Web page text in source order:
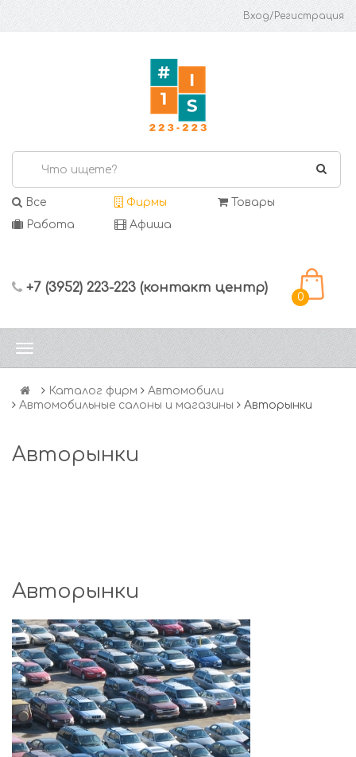
Вход/Регистрация
Все Фирмы
Товары
Работа
Афиша
+7 (3952) 223-223 (контакт центр)
0
Каталог фирм
Автомобили
Автомобильные салоны и магазины
Авторынки
Авторынки
Авторынки